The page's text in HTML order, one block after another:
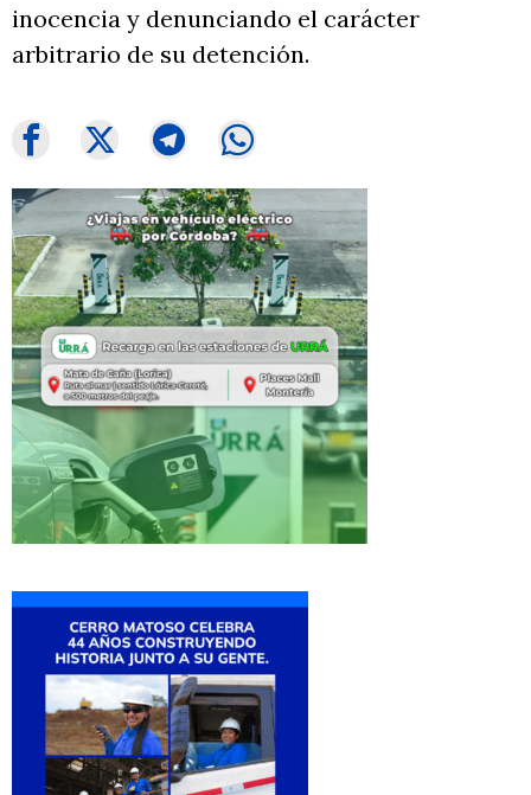
inocencia y denunciando el carácter
arbitrario de su detención.